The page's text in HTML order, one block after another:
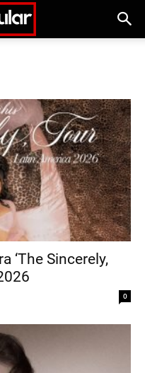
‘The Sincerely,
0